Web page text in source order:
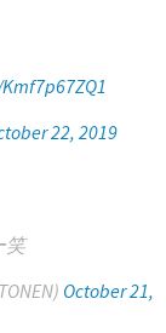
22, 2019
笑
October 21,